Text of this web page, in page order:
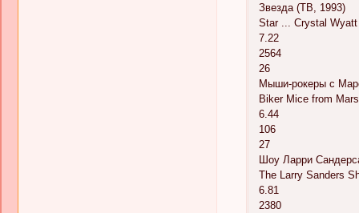
Звезда (ТВ, 1993)
Star ... Crystal Wyatt
7.22
2564
26
Мыши-рокеры с
Biker Mice from
6.44
106
27
Шоу Ларри
The Larry Sanders
6.81
2380